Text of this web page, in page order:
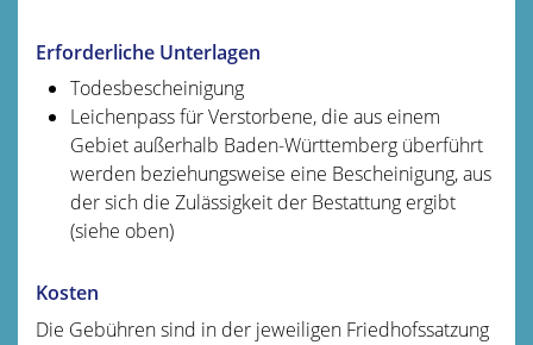
Erforderliche Unterlagen
Todesbescheinigung
Leichenpass für Verstorbene, die aus einem
Gebiet außerhalb Baden-Württemberg überführt
werden beziehungsweise eine Bescheinigung, aus
der sich die Zulässigkeit der Bestattung ergibt
(siehe oben)
Kosten
Die Gebühren sind in der jeweiligen Friedhofssatzung